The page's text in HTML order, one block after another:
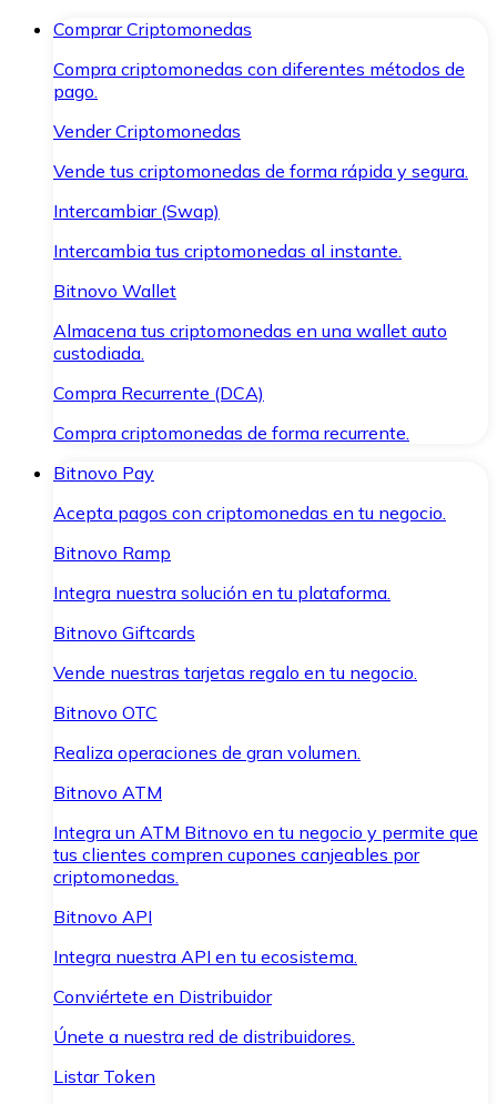
Comprar Criptomonedas
Compra criptomonedas con diferentes métodos de
pago.
Vender Criptomonedas
Vende tus criptomonedas de forma rápida y segura.
Intercambiar (Swap)
Intercambia tus criptomonedas al instante.
Bitnovo Wallet
Almacena tus criptomonedas en una wallet auto
custodiada.
Compra Recurrente (DCA)
Compra criptomonedas de forma recurrente.
Bitnovo Pay
Acepta pagos con criptomonedas en tu negocio.
Bitnovo Ramp
Integra nuestra solución en tu plataforma.
Bitnovo Giftcards
Vende nuestras tarjetas regalo en tu negocio.
Bitnovo OTC
Realiza operaciones de gran volumen.
Bitnovo ATM
Integra un ATM Bitnovo en tu negocio y permite que
tus clientes compren cupones canjeables por
criptomonedas.
Bitnovo API
Integra nuestra API en tu ecosistema.
Conviértete en Distribuidor
Únete a nuestra red de distribuidores.
Listar Token